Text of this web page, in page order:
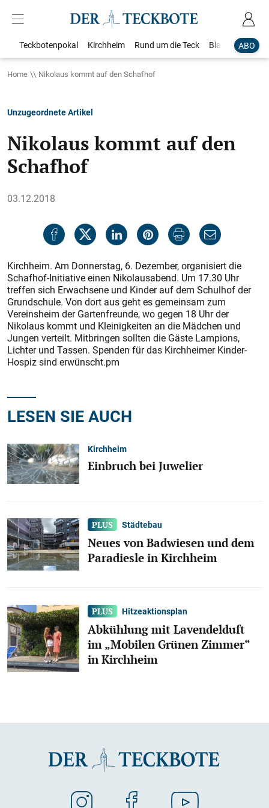
ABO
Teckbotenpokal Kirchheim Rund um die Teck Blaulicht
Home Nikolaus kommt auf den Schafhof
Unzugeordnete Artikel
Nikolaus kommt auf den
Schafhof
03.12.2018
Kirchheim. Am Donnerstag, 6. Dezember, organisiert die
Schafhof-Initiative einen Nikolausabend. Um 17.30 Uhr
treffen sich Erwachsene und Kinder auf dem Schulhof der
Grundschule. Von dort aus geht es gemeinsam zum
Vereinsheim der Gartenfreunde, wo gegen 18 Uhr der
Nikolaus kommt und Kleinigkeiten an die Mädchen und
Jungen verteilt. Mitbringen sollten die Gäste Lampions,
Lichter und Tassen. Spenden für das Kirchheimer Kinder-
Hospiz sind erwünscht.pm
LESEN SIE AUCH
Kirchheim
Einbruch bei Juwelier
Städtebau
Neues von Badwiesen und dem
Paradiesle in Kirchheim
Hitzeaktionsplan
Abkühlung mit Lavendelduft
im „Mobilen Grünen Zimmer“
in Kirchheim